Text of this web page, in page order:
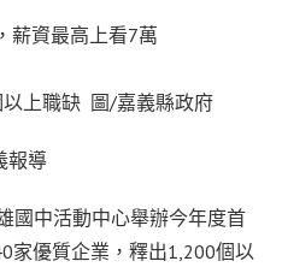
上職缺 圖/嘉義縣政府
報導
國中活動中心舉辦今年度首
家優質企業，釋出1,200個以